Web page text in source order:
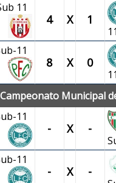
11
4 X 1
11
11
8 X 0
11
Campeonato Municipal
11
- X -
11
- X -